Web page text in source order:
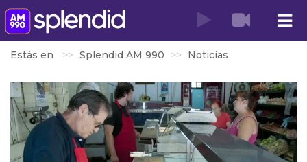
Estás en Splendid AM 990 Noticias